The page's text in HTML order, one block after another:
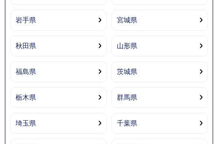
岩手県 宮城県
秋田県 山形県
福島県 茨城県
栃木県 群馬県
埼玉県 千葉県